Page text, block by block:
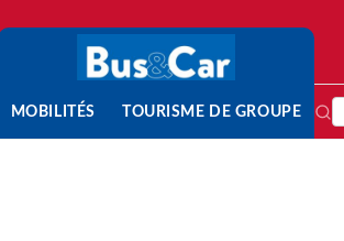
MOBILITÉS TOURISME DE GROUPE